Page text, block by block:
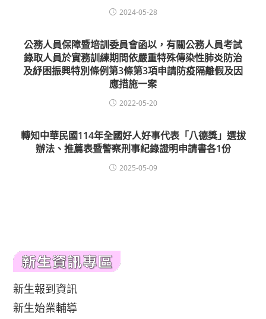
2024-05-28
公務人員保障暨培訓委員會函以，有關公務人員考試
錄取人員於實務訓練期間依嚴重特殊傳染性肺炎防治
及紓困振興特別條例第3條第3項申請防疫隔離假及因
應措施一案
2022-05-20
轉知中華民國114年全國好人好事代表「八德獎」選拔
辦法、推薦表暨警察刑事紀錄證明申請書各1份
2025-05-09
新生報到資訊
新生始業輔導